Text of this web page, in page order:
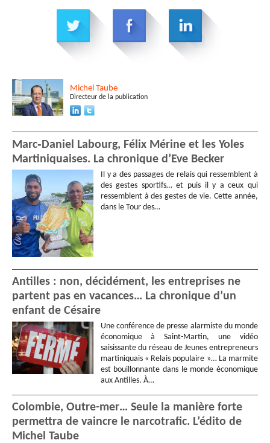
Michel Taube
Directeur de la publication
Marc‑Daniel Labourg, Félix Mérine et les Yoles
Martiniquaises. La chronique d’Eve Becker
Il y a des passages de relais qui ressemblent à
des gestes sportifs… et puis il y a ceux qui
ressemblent à des gestes de vie. Cette année,
dans le Tour des…
Antilles : non, décidément, les entreprises ne
partent pas en vacances… La chronique d’un
enfant de Césaire
Une conférence de presse alarmiste du monde
économique à Saint-Martin, une vidéo
saisissante du réseau de Jeunes entrepreneurs
martiniquais « Relais populaire »… La marmite
est bouillonnante dans le monde économique
aux Antilles. À…
Colombie, Outre-mer… Seule la manière forte
permettra de vaincre le narcotrafic. L’édito de
Michel Taube